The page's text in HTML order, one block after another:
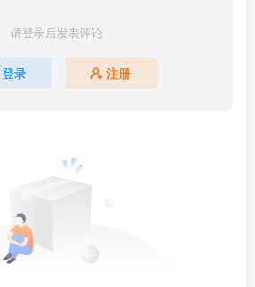
请登录后发表评论
登录 注册